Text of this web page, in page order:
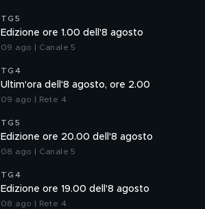
TG5
Edizione ore 1.00 dell'8 agosto
09 ago | Canale 5
TG4
Ultim'ora dell'8 agosto, ore 2.00
09 ago | Rete 4
TG5
Edizione ore 20.00 dell'8 agosto
08 ago | Canale 5
TG4
Edizione ore 19.00 dell'8 agosto
08 ago | Rete 4